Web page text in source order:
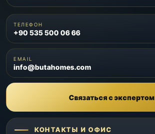
ТЕЛЕФОН
+90 535 500 06 66
EMAIL
info@butahomes.com
Связаться с экспертом
КОНТАКТЫ И ОФИС